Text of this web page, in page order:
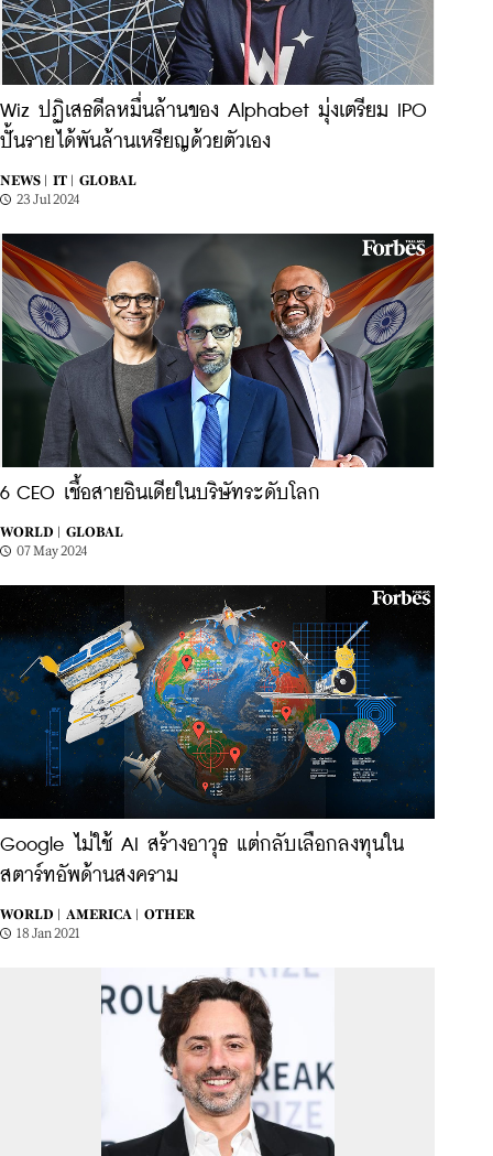
Wiz ปฏิเสธดีลหมื่นล้านของ Alphabet มุ่งเตรียม IPO
ปั้นรายได้พันล้านเหรียญด้วยตัวเอง
NEWS | IT |
GLOBAL
23 Jul 2024
6 CEO เชื้อสายอินเดียในบริษัทระดับโลก
WORLD |
GLOBAL
07 May 2024
Google ไม่ใช้ AI สร้างอาวุธ แต่กลับเลือกลงทุนใน
สตาร์ทอัพด้านสงคราม
WORLD | AMERICA |
OTHER
18 Jan 2021